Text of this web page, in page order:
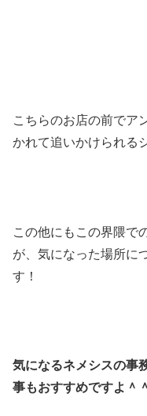
こちらのお店の前でア
かれて追いかけられる
この他にもこの界隈で
が、気になった場所に
す！
気になるネメシスの事
事もおすすめですよ＾＾